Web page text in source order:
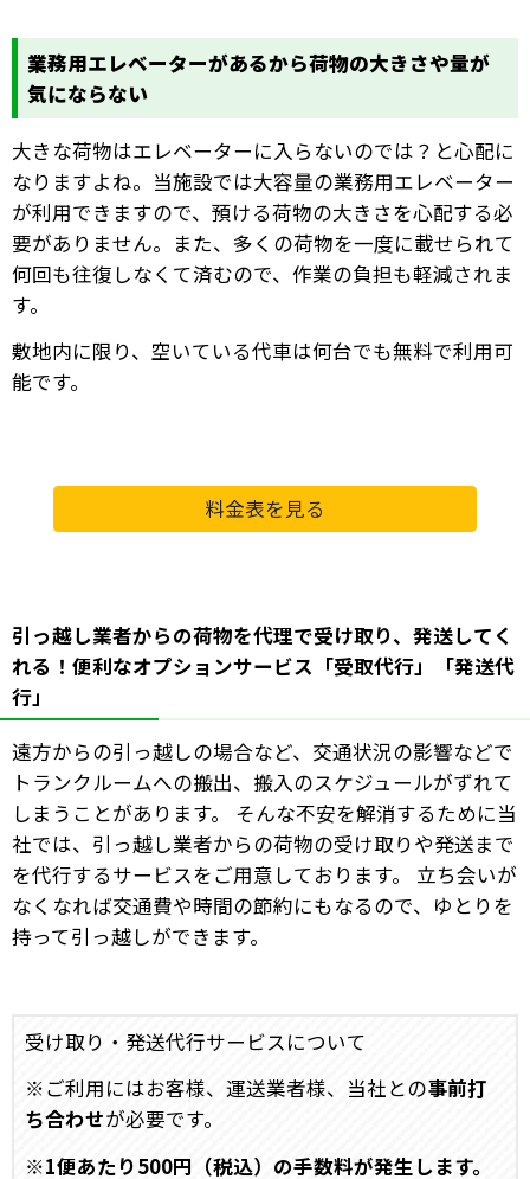
業務用エレベーターがあるから荷物の大きさや量が
気にならない
大きな荷物はエレベーターに入らないのでは？と心配に
なりますよね。当施設では大容量の業務用エレベーター
が利用できますので、預ける荷物の大きさを心配する必
要がありません。また、多くの荷物を一度に載せられて
何回も往復しなくて済むので、作業の負担も軽減されま
す。
敷地内に限り、空いている代車は何台でも無料で利用可
能です。
料金表を見る
引っ越し業者からの荷物を代理で受け取り、発送してく
れる！便利なオプションサービス「受取代行」「発送代
行」
遠方からの引っ越しの場合など、交通状況の影響などで
トランクルームへの搬出、搬入のスケジュールがずれて
しまうことがあります。 そんな不安を解消するために当
社では、引っ越し業者からの荷物の受け取りや発送まで
を代行するサービスをご用意しております。 立ち会いが
なくなれば交通費や時間の節約にもなるので、ゆとりを
持って引っ越しができます。
受け取り・発送代行サービスについて
※ご利用にはお客様、運送業者様、当社との事前打
ち合わせが必要です。
※1便あたり500円（税込）の手数料が発生します。